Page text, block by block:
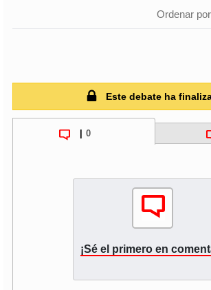
Ordenar
Este debate ha
0
¡Sé el primero en